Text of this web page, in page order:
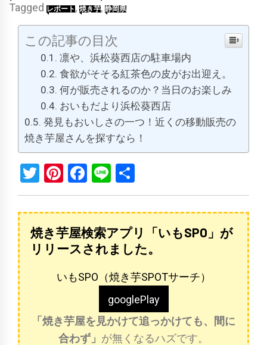
Tagged レポート , 焼き芋, 静岡県
この記事の目次
凛や、浜松葵西店の駐車場内
食欲がそそる紅茶色の皮がお出迎え。
何が販売されるのか？当日のお楽しみ
おいもだより浜松葵西店
発見もおいしさの一つ！近くの移動販売の
焼き芋屋さんを探すなら！
Twitter
Pinterest
Facebook
Line
有
焼き芋屋検索アプリ「いもSPO」が
リリースされました。
いもSPO（焼き芋SPOTサーチ）
googlePlay
「焼き芋屋を見かけて追っかけても、間に
合わず」 が無くなるハズです。